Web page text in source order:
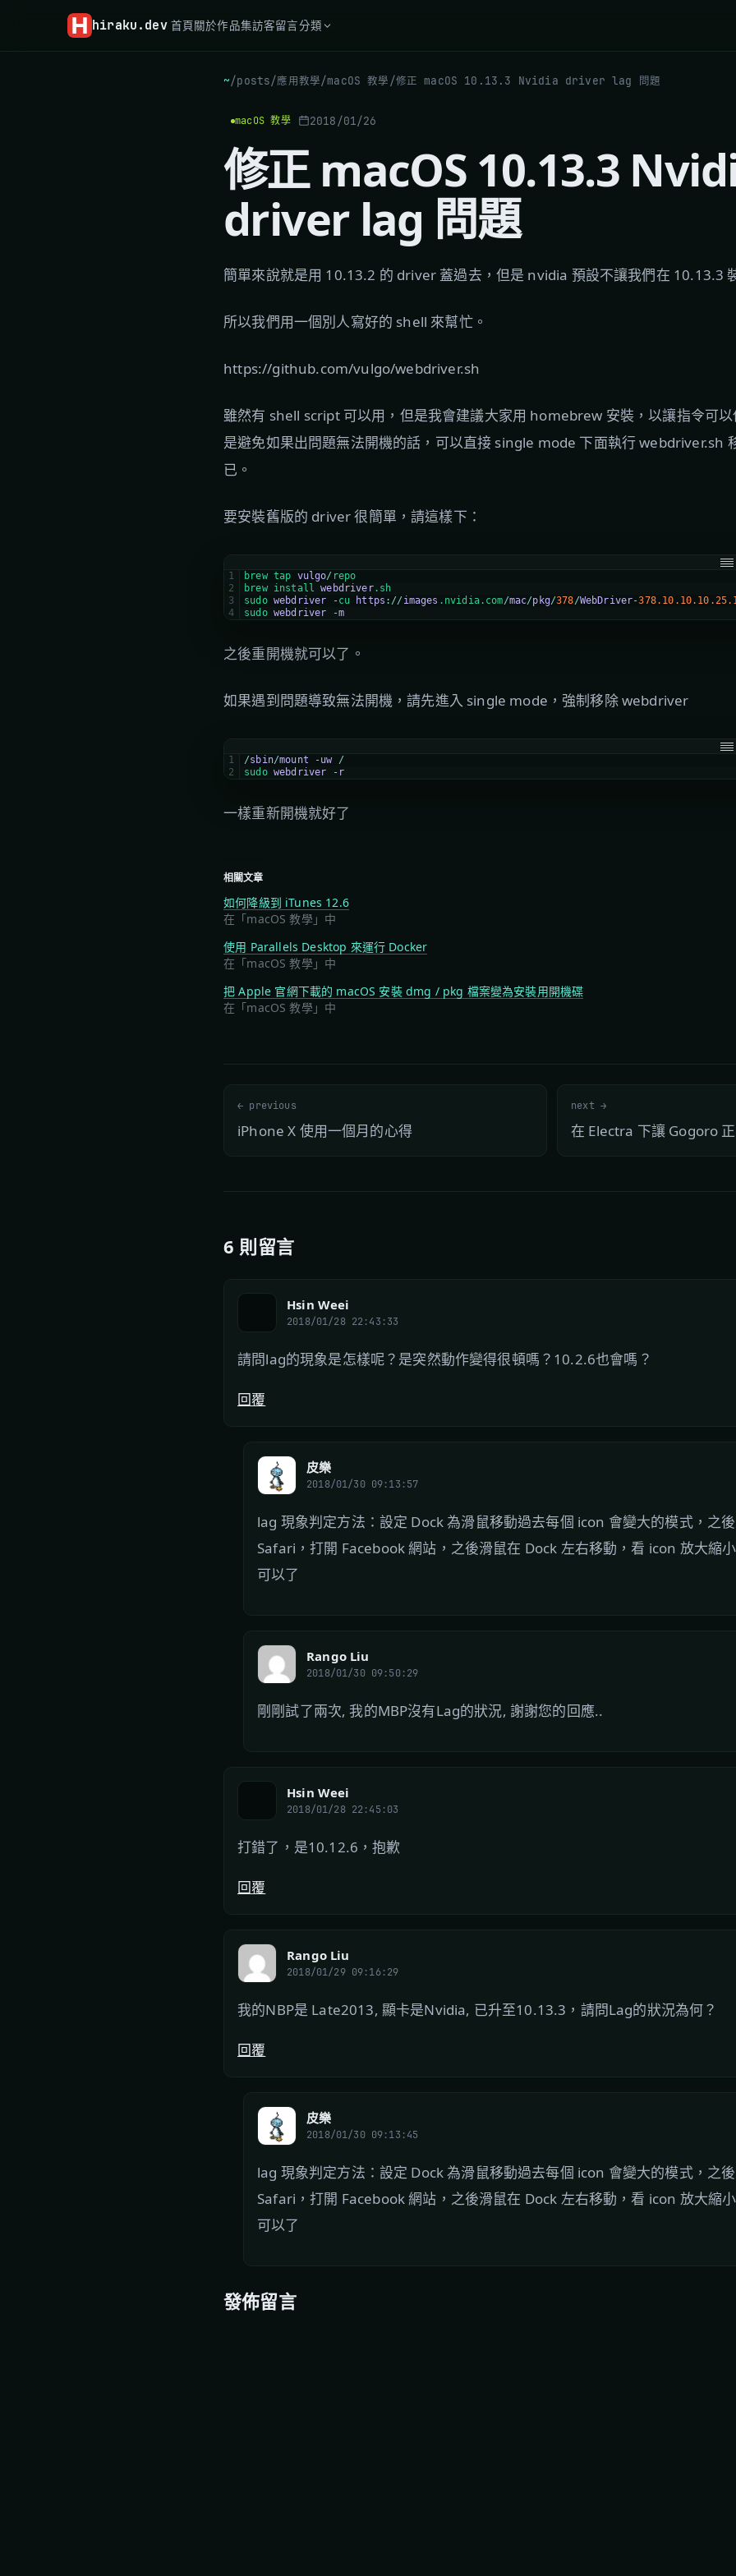
hiraku .dev 首頁關於作品集訪客留言分類
~/posts/應用教學/macOS 教學 /修正 macOS 10.13.3 Nvidia driver lag 問題
macOS 教學 2018/01/26
修正 macOS 10.13.3
driver lag 問題
簡單來說就是用 10.13.2 的 driver 蓋過去，但是 nvidia 預設不讓我們在 10.13.3
所以我們用一個別人寫好的 shell 來幫忙。
https://github.com/vulgo/webdriver.sh
雖然有 shell script 可以用，但是我會建議大家用 homebrew 安裝，以讓指令可
是避免如果出問題無法開機的話，可以直接 single mode 下面執行 webdriver.sh
已。
要安裝舊版的 driver 很簡單，請這樣下：
1
2
3
4
brew tap vulgo/ repo
brew install webdriver.sh
sudo webdriver -cu https : // images .nvidia.com/mac/pkg/378/WebDriver-
sudo webdriver -m
之後重開機就可以了。
如果遇到問題導致無法開機，請先進入 single mode，強制移除 webdriver
1
2
/sbin/mount -uw
/
sudo webdriver - r
一樣重新開機就好了
相關文章
如何降級到 iTunes 12.6
在「macOS 教學」中
使用 Parallels Desktop 來運行 Docker
在「macOS 教學」中
把 Apple 官網下載的 macOS 安裝 dmg / pkg 檔案變為安裝用開機碟
在「macOS 教學」中
← previous
iPhone X 使用一個月的心得
next →
在 Electra 下讓 Gogoro
6 則留言
Hsin Weei
2018/01/28 22:43:33
請問lag的現象是怎樣呢？是突然動作變得很頓嗎？10.2.6也會嗎？
回覆
皮樂
2018/01/30 09:13:57
lag 現象判定方法：設定 Dock 為滑鼠移動過去每個 icon 會變大的模式，之
Safari，打開 Facebook 網站，之後滑鼠在 Dock 左右移動，看 icon 放大縮
可以了
Rango Liu
2018/01/30 09:50:29
剛剛試了兩次, 我的MBP沒有Lag的狀況, 謝謝您的回應..
Hsin Weei
2018/01/28 22:45:03
打錯了，是10.12.6，抱歉
回覆
Rango Liu
2018/01/29 09:16:29
我的NBP是 Late2013, 顯卡是Nvidia, 已升至10.13.3，請問Lag的狀況為何？
回覆
皮樂
2018/01/30 09:13:45
lag 現象判定方法：設定 Dock 為滑鼠移動過去每個 icon 會變大的模式，之
Safari，打開 Facebook 網站，之後滑鼠在 Dock 左右移動，看 icon 放大縮
可以了
發佈留言